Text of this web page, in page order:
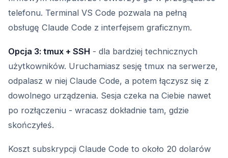
telefonu. Terminal VS Code pozwala na pełną
obsługę Claude Code z interfejsem graficznym.
Opcja 3: tmux + SSH - dla bardziej technicznych
użytkowników. Uruchamiasz sesję tmux na serwerze,
odpalasz w niej Claude Code, a potem łączysz się z
dowolnego urządzenia. Sesja czeka na Ciebie nawet
po rozłączeniu - wracasz dokładnie tam, gdzie
skończyłeś.
Koszt subskrypcji Claude Code to około 20 dolarów